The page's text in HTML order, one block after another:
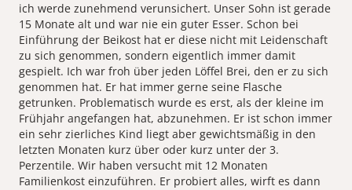
ich werde zunehmend verunsichert. Unser Sohn ist gerade
15 Monate alt und war nie ein guter Esser. Schon bei
Einführung der Beikost hat er diese nicht mit Leidenschaft
zu sich genommen, sondern eigentlich immer damit
gespielt. Ich war froh über jeden Löffel Brei, den er zu sich
genommen hat. Er hat immer gerne seine Flasche
getrunken. Problematisch wurde es erst, als der kleine im
Frühjahr angefangen hat, abzunehmen. Er ist schon immer
ein sehr zierliches Kind liegt aber gewichtsmäßig in den
letzten Monaten kurz über oder kurz unter der 3.
Perzentile. Wir haben versucht mit 12 Monaten
Familienkost einzuführen. Er probiert alles, wirft es dann